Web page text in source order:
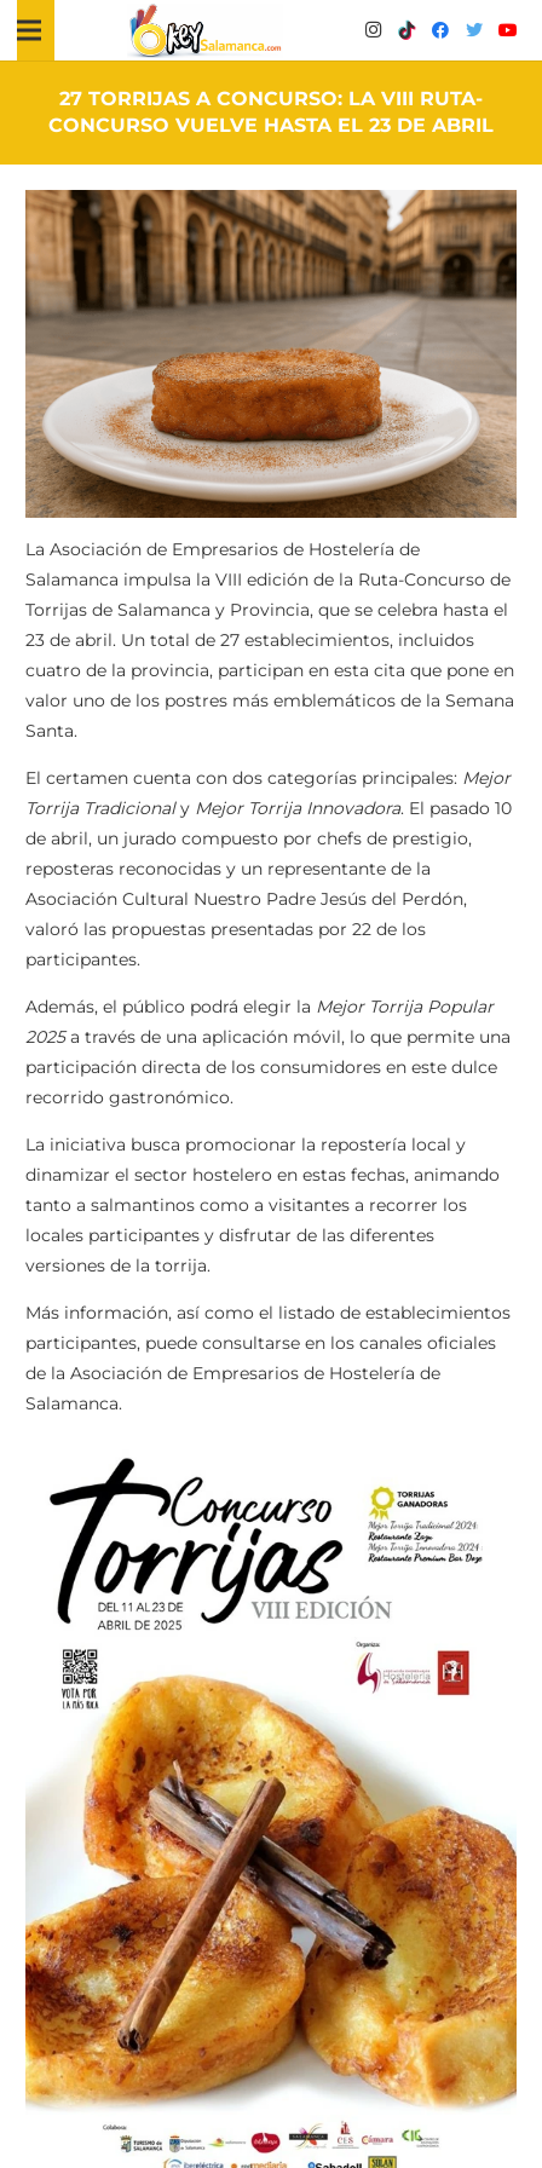
27 TORRIJAS A CONCURSO: LA VIII RUTA-
CONCURSO VUELVE HASTA EL 23 DE ABRIL
La Asociación de Empresarios de Hostelería de
Salamanca impulsa la VIII edición de la Ruta-Concurso de
Torrijas de Salamanca y Provincia, que se celebra hasta el
23 de abril. Un total de 27 establecimientos, incluidos
cuatro de la provincia, participan en esta cita que pone en
valor uno de los postres más emblemáticos de la Semana
Santa.
El certamen cuenta con dos categorías principales: Mejor
Torrija Tradicionaly Mejor Torrija Innovadora. El pasado 10
de abril, un jurado compuesto por chefs de prestigio,
reposteras reconocidas y un representante de la
Asociación Cultural Nuestro Padre Jesús del Perdón,
valoró las propuestas presentadas por 22 de los
participantes.
Además, el público podrá elegir la Mejor Torrija Popular
2025a través de una aplicación móvil, lo que permite una
participación directa de los consumidores en este dulce
recorrido gastronómico.
La iniciativa busca promocionar la repostería local y
dinamizar el sector hostelero en estas fechas, animando
tanto a salmantinos como a visitantes a recorrer los
locales participantes y disfrutar de las diferentes
versiones de la torrija.
Más información, así como el listado de establecimientos
participantes, puede consultarse en los canales oficiales
de la Asociación de Empresarios de Hostelería de
Salamanca.